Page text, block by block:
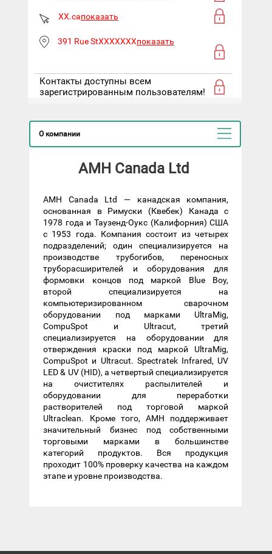
XX.caпоказать
391 Rue StXXXXXXXпоказать
Контакты доступны всем
зарегистрированным пользователям!
О компании
AMH Canada Ltd
AMH Canada Ltd — канадская компания,
основанная в Римуски (Квебек) Канада с
1978 года и Таузенд-Оукс (Калифорния) США
с 1953 года. Компания состоит из четырех
подразделений; один специализируется на
производстве трубогибов, переносных
труборасширителей и оборудования для
формовки концов под маркой Blue Boy,
второй специализируется на
компьютеризированном сварочном
оборудовании под марками UltraMig,
CompuSpot и Ultracut, третий
специализируется на оборудовании для
отверждения краски под маркой UltraMig,
CompuSpot и Ultracut. Spectratek Infrared, UV
LED & UV (HID), а четвертый специализируется
на очистителях распылителей и
оборудовании для переработки
растворителей под торговой маркой
Ultraclean. Кроме того, AMH поддерживает
значительный бизнес под собственными
торговыми марками в большинстве
категорий продуктов. Вся продукция
проходит 100% проверку качества на каждом
этапе и уровне производства.